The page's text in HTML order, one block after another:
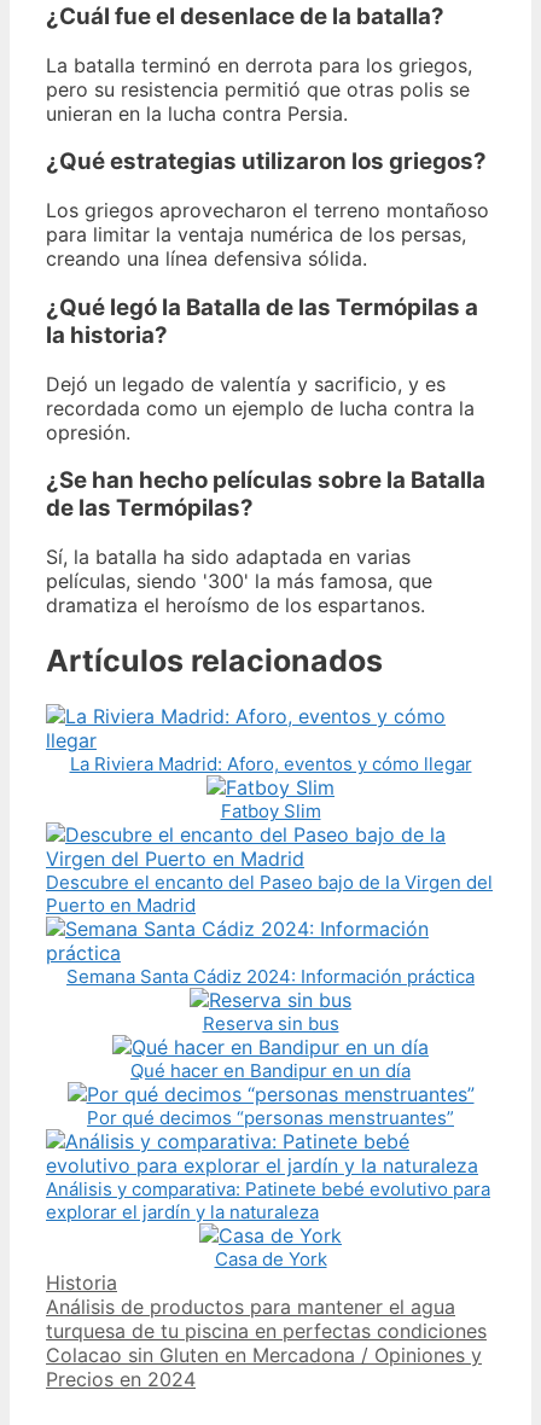
¿Cuál fue el desenlace de la batalla?
La batalla terminó en derrota para los griegos,
pero su resistencia permitió que otras polis se
unieran en la lucha contra Persia.
¿Qué estrategias utilizaron los griegos?
Los griegos aprovecharon el terreno montañoso
para limitar la ventaja numérica de los persas,
creando una línea defensiva sólida.
¿Qué legó la Batalla de las Termópilas a
la historia?
Dejó un legado de valentía y sacrificio, y es
recordada como un ejemplo de lucha contra la
opresión.
¿Se han hecho películas sobre la Batalla
de las Termópilas?
Sí, la batalla ha sido adaptada en varias
películas, siendo '300' la más famosa, que
dramatiza el heroísmo de los espartanos.
Artículos relacionados
La Riviera Madrid: Aforo, eventos y cómo llegar
Fatboy Slim
Descubre el encanto del Paseo bajo de la Virgen del
Puerto en Madrid
Semana Santa Cádiz 2024: Información práctica
Reserva sin bus
Qué hacer en Bandipur en un día
Por qué decimos “personas menstruantes”
Análisis y comparativa: Patinete bebé evolutivo para
explorar el jardín y la naturaleza
Casa de York
Categories
Historia
Post
navigation
Análisis de productos para mantener el agua
turquesa de tu piscina en perfectas condiciones
Colacao sin Gluten en Mercadona / Opiniones y
Precios en 2024